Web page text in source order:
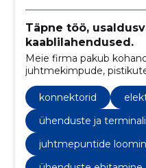
Täpne töö,
kaablilahendused.
Meie firma pakub
juhtmekimpude,
valmistamise teenuseid,
hooldusteenuseid nii
konnektorid
ühenduste ja
juhtmepuntide